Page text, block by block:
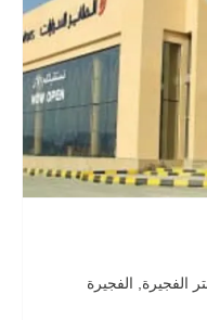
الفجيرة الفجيرة